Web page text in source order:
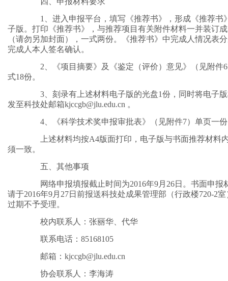
1、进入申报平台，填写《推荐书》，形成《推荐书
子版。打印《推荐书》，与推荐项目有关附件材料一并装订
（请勿另加封面），一式两份。《推荐书》中完成人情况表
完成人本人签名确认。
2、《项目摘要》及《鉴定（评价）意见》（见附件
式18份。
3、刻录有上述材料电子版的光盘1份，同时将电子
发至科技处邮箱kjccgb@jlu.edu.cn 。
4、《科学技术奖申报审批表》（见附件7）单页一
上述材料均按A4版面打印，电子版与书面推荐材料
须一致。
五、其他事项
网络申报填报截止时间为2016年9月26日。书面申报
请于2016年9月27日前报送科技处成果管理部（行政楼720-2室
过期不予受理。
校内联系人：张丽华、代华
联系电话：85168105
邮箱：kjccgb@jlu.edu.cn
协会联系人：李海涛